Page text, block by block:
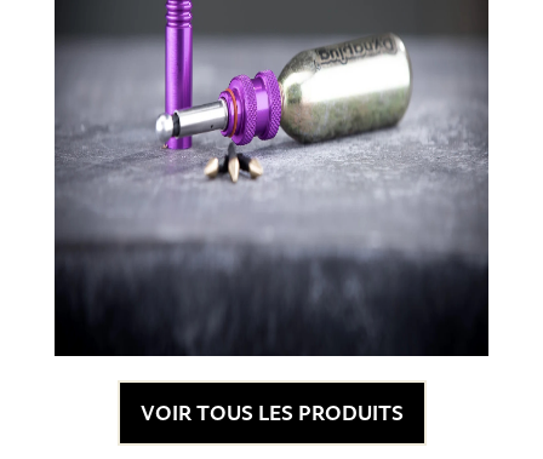
VOIR TOUS LES PRODUITS